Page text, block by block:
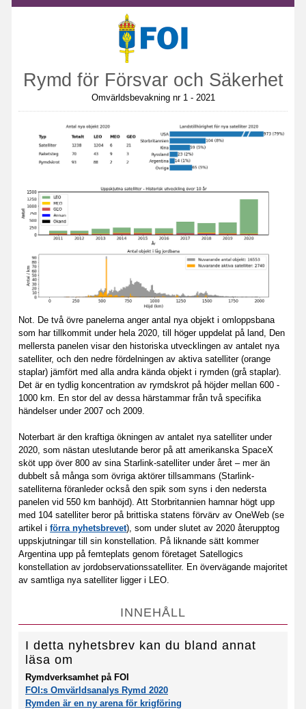
Rymd för Försvar och Säkerhet
Omvärldsbevakning nr 1 - 2021
Not. De två övre panelerna anger antal nya objekt i omloppsbana
som har tillkommit under hela 2020, till höger uppdelat på land, Den
mellersta panelen visar den historiska utvecklingen av antalet nya
satelliter, och den nedre fördelningen av aktiva satelliter (orange
staplar) jämfört med alla andra kända objekt i rymden (grå staplar).
Det är en tydlig koncentration av rymdskrot på höjder mellan 600 -
1000 km. En stor del av dessa härstammar från två specifika
händelser under 2007 och 2009.
Noterbart är den kraftiga ökningen av antalet nya satelliter under
2020, som nästan uteslutande beror på att amerikanska SpaceX
sköt upp över 800 av sina Starlink-satelliter under året – mer än
dubbelt så många som övriga aktörer tillsammans (Starlink-
satelliterna föranleder också den spik som syns i den nedersta
panelen vid 550 km banhöjd). Att Storbritannien hamnar högt upp
med 104 satelliter beror på brittiska statens förvärv av OneWeb (se
artikel i förra nyhetsbrevet), som under slutet av 2020 återupptog
uppskjutningar till sin konstellation. På liknande sätt kommer
Argentina upp på femteplats genom företaget Satellogics
konstellation av jordobservationssatelliter. En övervägande majoritet
av samtliga nya satelliter ligger i LEO.
INNEHÅLL
I detta nyhetsbrev kan du bland annat
läsa om
Rymdverksamhet på FOI
FOI:s Omvärldsanalys Rymd 2020
Rymden är en ny arena för krigföring